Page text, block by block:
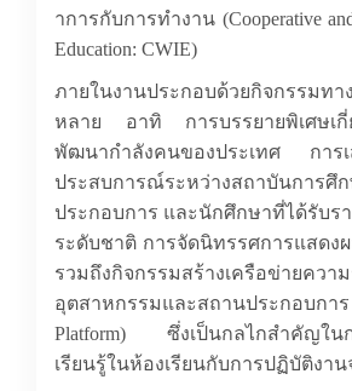
าการกับการทำงาน (Cooperative
Education: CWIE)
ภายในงานประกอบด้วยกิจกรรมทา
หลาย อาทิ การบรรยายพิเศษเกี่
พัฒนากำลังคนของประเทศ การเ
ประสบการณ์ระหว่างสถาบันก
ประกอบการ และนักศึกษาที่ได้รับร
ระดับชาติ การจัดนิทรรศการแสดง
รวมถึงกิจกรรมสร้างเครือข่ายควา
อุตสาหกรรมและสถานประกอ
Platform) ซึ่งเป็นกลไกสำคัญใน
เรียนรู้ในห้องเรียนกับการปฏิบัติงาน